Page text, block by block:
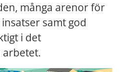
många arenor för
samt god
i det
arbetet.